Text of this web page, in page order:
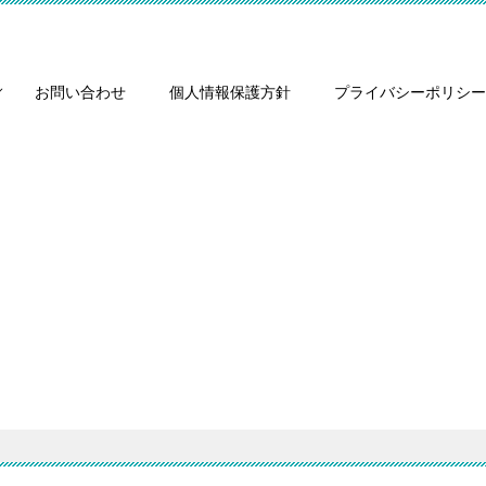
お問い合わせ 個人情報保護方針 プライバシーポリシー